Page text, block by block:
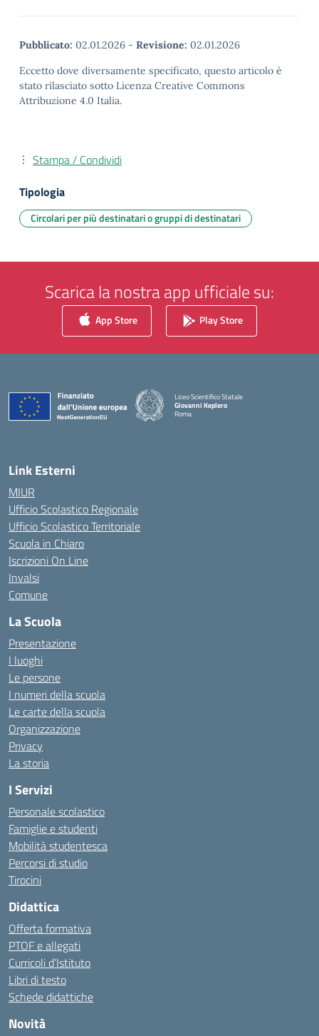
Pubblicato: 02.01.2026 - Revisione: 02.01.2026
Eccetto dove diversamente specificato, questo articolo è
stato rilasciato sotto Licenza Creative Commons
Attribuzione 4.0 Italia.
Stampa / Condividi
Tipologia
Circolari per più destinatari o gruppi di destinatari
Scarica la nostra app ufficiale su:
App Store Play Store
Liceo Scientifico Statale
Giovanni Keplero
Roma
Link Esterni
MIUR
Ufficio Scolastico Regionale
Ufficio Scolastico Territoriale
Scuola in Chiaro
Iscrizioni On Line
Invalsi
Comune
La Scuola
Presentazione
I luoghi
Le persone
I numeri della scuola
Le carte della scuola
Organizzazione
Privacy
La storia
I Servizi
Personale scolastico
Famiglie e studenti
Mobilità studentesca
Percorsi di studio
Tirocini
Didattica
Offerta formativa
PTOF e allegati
Curricoli d’Istituto
Libri di testo
Schede didattiche
Novità